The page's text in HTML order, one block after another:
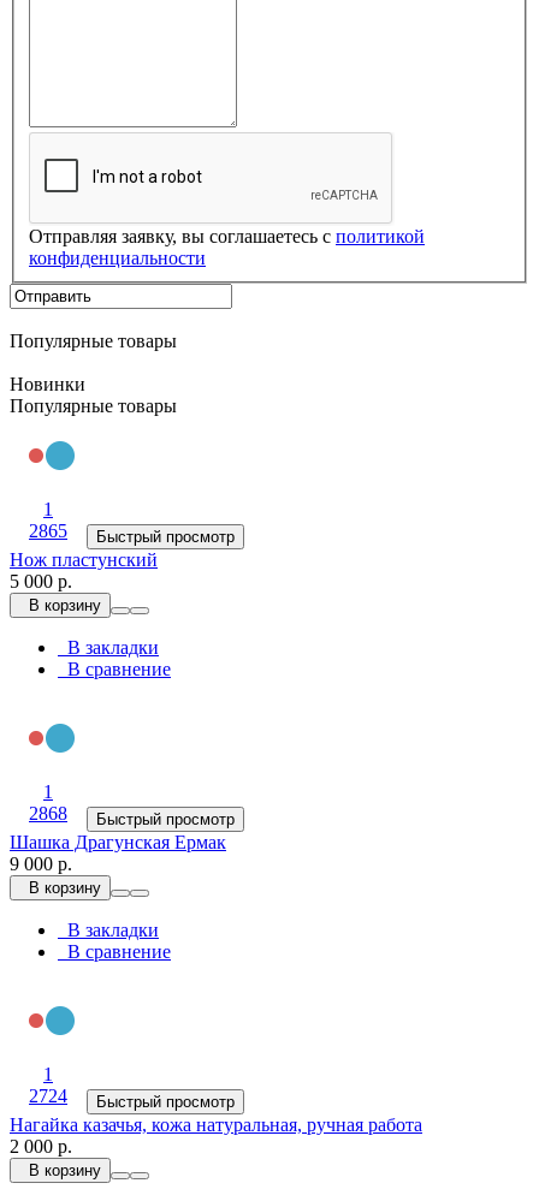
Отправляя заявку, вы соглашаетесь с политикой
конфиденциальности
Популярные товары
Новинки
Популярные товары
1
2865
Быстрый просмотр
Нож пластунский
5 000 р.
В корзину
В закладки
В сравнение
1
2868
Быстрый просмотр
Шашка Драгунская Ермак
9 000 р.
В корзину
В закладки
В сравнение
1
2724
Быстрый просмотр
Нагайка казачья, кожа натуральная, ручная работа
2 000 р.
В корзину